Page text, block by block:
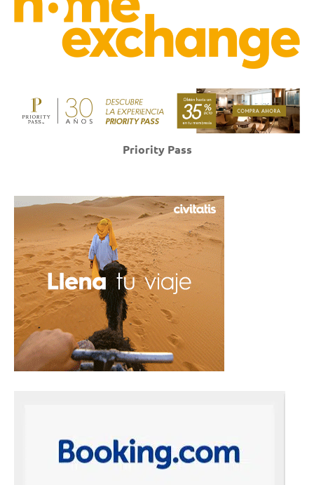
Priority Pass